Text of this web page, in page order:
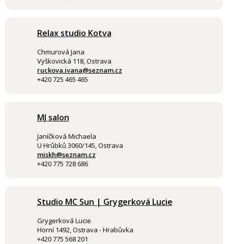
Relax studio Kotva
Chmurová Jana
Vyškovická 118, Ostrava
ruckova.ivana@seznam.cz
+420 725 465 465
MJ salon
Janíčková Michaela
U Hrůbků 3060/145, Ostrava
miskh@seznam.cz
+420 775 728 686
Studio MC Sun | Grygerková Lucie
Grygerková Lucie
Horní 1492, Ostrava - Hrabůvka
+420 775 568 201